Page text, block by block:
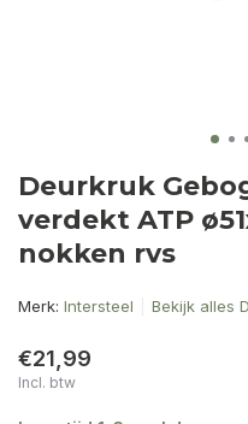
Deurkruk
verdekt ATP
nokken rvs
Merk: Intersteel Bekijk alles
€21,99
Incl. btw